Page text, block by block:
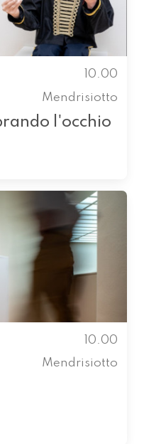
10.00
Mendrisiotto
l'occhio
10.00
Mendrisiotto